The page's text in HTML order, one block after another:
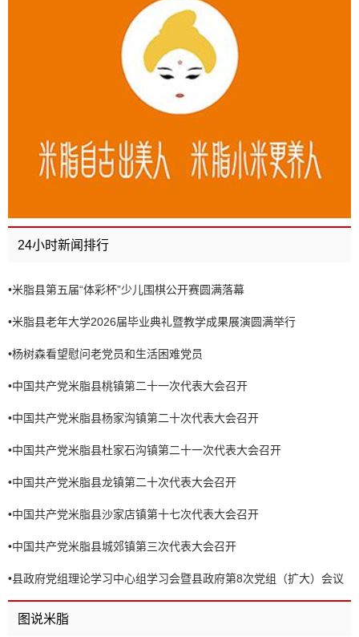
24小时新闻排行
•米脂县第五届“体彩杯”少儿围棋公开赛圆满落幕
•米脂县老年大学2026届毕业典礼暨教学成果展演圆满举行
•杨树森看望慰问老党员和生活困难党员
•中国共产党米脂县桃镇第二十一次代表大会召开
•中国共产党米脂县杨家沟镇第二十次代表大会召开
•中国共产党米脂县杜家石沟镇第二十一次代表大会召开
•中国共产党米脂县龙镇第二十次代表大会召开
•中国共产党米脂县沙家店镇第十七次代表大会召开
•中国共产党米脂县城郊镇第三次代表大会召开
•县政府党组理论学习中心组学习会暨县政府第8次党组（扩大）会议
召开
图说米脂